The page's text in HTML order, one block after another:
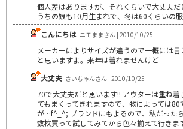
個人差はありますが、それくらいで大丈夫だ
うちの娘も10月生まれで、冬は60くらいの服
こんにちは ニモままさん | 2010/10/25
メーカーによりサイズが違うので一概には
と思いますよ。来年は着れませんけど
大丈夫 さいちゃんさん | 2010/10/25
70で大丈夫だと思います!! アウターは重ね着
てもまくってきれますので、物によっては
が…f^_^; ブランドにもよるので、私だったら
数枚買って試してみてから色々揃えて行きま